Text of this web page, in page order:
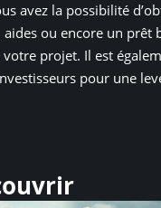
avez la possibilité
ou encore un prêt
projet. Il est
pour une